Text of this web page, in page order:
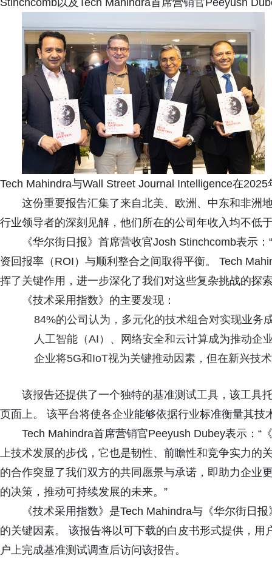
Stinchcomb以及Tech Mahindra首席营销官Peeyush
Tech Mahindra与Wall Street Journal Intelligence在
这份重要报告汇集了来自北美、欧洲、中东和非洲
行业领导者的深刻见解，他们所在的公司年收入均不低
《华尔街日报》首席营收官Josh Stinchcomb表示
资回报率（ROI）与顺利整合之间取得平衡。 Tech
挥了关键作用，进一步深化了我们对这些复杂挑战的探
《技术采用指数》的主要发现：
84%的公司认为，多元化的技术组合对实现业务
人工智能（AI）、网络安全和云计算成为推动企
企业将5G和IoT视为关键推动因素，但在新兴技
该报告还提供了一个独特的基准测试工具，该工具
页面上。 该平台将使各企业能够依据行业标准衡量其
Tech Mahindra首席营销官Peeyush Dubey表示：“
上技术发展的步伐，它也是韧性、前瞻性和竞争实力的
的合作突显了我们双方的共同愿景与承诺，即助力企业
的决策，推动可持续发展的未来。”
《技术采用指数》是Tech Mahindra与《华尔街日
的关键因素。 该报告将以可下载的白皮书形式提供，
户上完成基准测试调查后访问该报告。